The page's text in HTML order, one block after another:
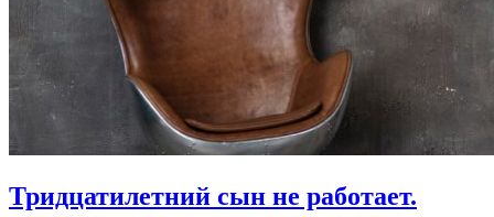
Тридцатилетний сын не работает.